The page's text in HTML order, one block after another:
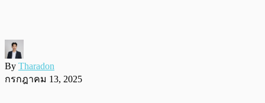
By Tharadon
กรกฎาคม 13, 2025